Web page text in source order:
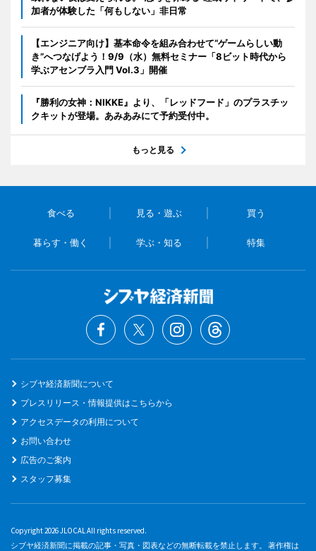
加者が体験した「何もしない」非日常
【エンジニア向け】基本命令を組み合わせて“ゲームらしい動
き”へつなげよう！9/9（水）無料セミナー「8ビット時代から
学ぶアセンブラ入門 Vol.3」開催
『勝利の女神：NIKKE』より、「レッドフード」のプラスチッ
クキットが登場。あみあみにて予約受付中。
もっと見る
食べる 見る・遊ぶ 買う
暮らす・働く 学ぶ・知る 特集
シブヤ経済新聞について
プレスリリース・情報提供はこちらから
アクセスデータの利用について
お問い合わせ
広告のご案内
スタッフ募集
Copyright 2026 JLOCAL All rights reserved.
シブヤ経済新聞に掲載の記事・写真・図表などの無断転載を禁止します。 著作権は